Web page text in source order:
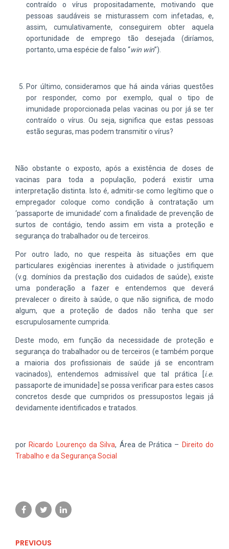
contraído o vírus propositadamente, motivando que
pessoas saudáveis se misturassem com infetadas, e,
assim, cumulativamente, conseguirem obter aquela
oportunidade de emprego tão desejada (diríamos,
portanto, uma espécie de falso “win win”).
Por último, consideramos que há ainda várias questões
por responder, como por exemplo, qual o tipo de
imunidade proporcionada pelas vacinas ou por já se ter
contraído o vírus. Ou seja, significa que estas pessoas
estão seguras, mas podem transmitir o vírus?
Não obstante o exposto, após a existência de doses de
vacinas para toda a população, poderá existir uma
interpretação distinta. Isto é, admitir-se como legítimo que o
empregador coloque como condição à contratação um
‘passaporte de imunidade’ com a finalidade de prevenção de
surtos de contágio, tendo assim em vista a proteção e
segurança do trabalhador ou de terceiros.
Por outro lado, no que respeita às situações em que
particulares exigências inerentes à atividade o justifiquem
(v.g. domínios da prestação dos cuidados de saúde), existe
uma ponderação a fazer e entendemos que deverá
prevalecer o direito à saúde, o que não significa, de modo
algum, que a proteção de dados não tenha que ser
escrupulosamente cumprida.
Deste modo, em função da necessidade de proteção e
segurança do trabalhador ou de terceiros (e também porque
a maioria dos profissionais de saúde já se encontram
vacinados), entendemos admissível que tal prática [i.e.
passaporte de imunidade] se possa verificar para estes casos
concretos desde que cumpridos os pressupostos legais já
devidamente identificados e tratados.
por Ricardo Lourenço da Silva, Área de Prática – Direito do
Trabalho e da Segurança Social
PREVIOUS